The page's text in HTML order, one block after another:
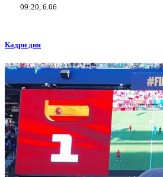
09:20, 6.06
Кадри дня